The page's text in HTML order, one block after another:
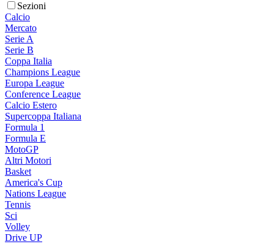
Sezioni
Calcio
Mercato
Serie A
Serie B
Coppa Italia
Champions League
Europa League
Conference League
Calcio Estero
Supercoppa Italiana
Formula 1
Formula E
MotoGP
Altri Motori
Basket
America's Cup
Nations League
Tennis
Sci
Volley
Drive UP